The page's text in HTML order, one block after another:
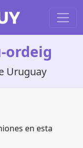
ordeig
Uruguay
en esta